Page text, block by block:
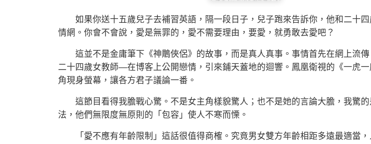
如果你送十五歲兒子去補習英語，隔一段日子，兒子跑來告訴你，他和二十四
情網。你會不會說，愛是無罪的，愛不需要理由，要愛，就勇敢去愛吧？
這並不是金庸筆下《神鵰俠侶》的故事，而是真人真事。事情首先在網上流
二十四歲女教師—在博客上公開戀情，引來鋪天蓋地的迴響。鳳凰衛視的《一虎
角現身螢幕，讓各方君子議論一番。
這節目看得我膽戰心驚。不是女主角樣貌驚人；也不是她的言論大膽，我驚的
法，他們無限度無原則的「包容」使人不寒而慄。
「愛不應有年齡限制」這話很值得商榷。究竟男女雙方年齡相距多遠最適當，